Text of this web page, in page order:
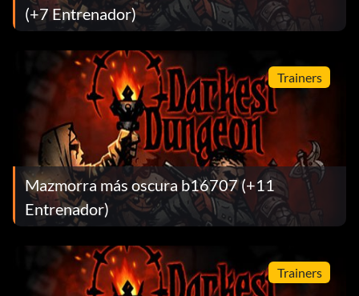
(+7 Entrenador)
Trainers
Mazmorra más oscura b16707 (+11
Entrenador)
Trainers